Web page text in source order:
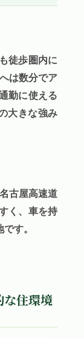
徒歩圏内に
は数分でア
勤に使える
大きな強み
古屋高速道
く、車を持
す。
な住環境